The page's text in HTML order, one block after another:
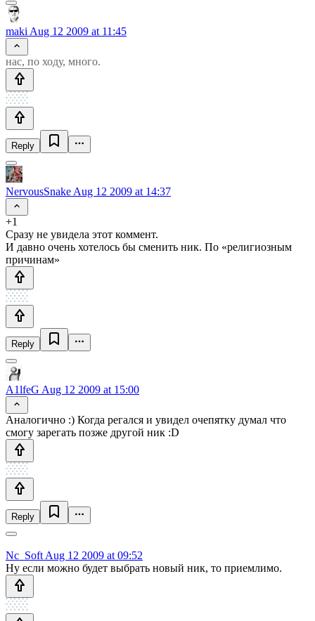
maki Aug 12 2009 at 11:45
нас, по ходу, много.
Reply
NervousSnake Aug 12 2009 at 14:37
+1
Сразу не увидела этот коммент.
И давно очень хотелось бы сменить ник. По «религиозным
причинам»
Reply
A1lfeG Aug 12 2009 at 15:00
Аналогично :) Когда регался и увидел очепятку думал что
смогу зарегать позже другой ник :D
Reply
Nc_Soft Aug 12 2009 at 09:52
Ну если можно будет выбрать новый ник, то приемлимо.